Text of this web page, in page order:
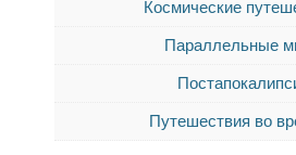
Космические
Параллельные
Путешествия во